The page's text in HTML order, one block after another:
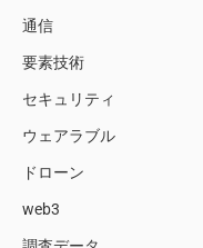
通信
要素技術
セキュリティ
ウェアラブル
ドローン
web3